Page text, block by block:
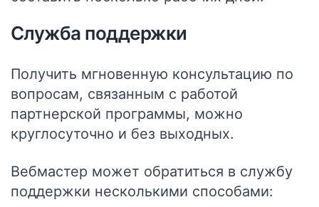
Служба поддержки
Получить мгновенную консультацию по
вопросам, связанным с работой
партнерской программы, можно
круглосуточно и без выходных.
Вебмастер может обратиться в службу
поддержки несколькими способами: